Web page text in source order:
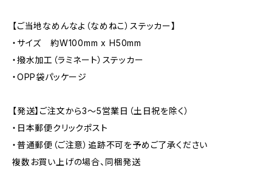
【ご当地なめんなよ（なめねこ）ステッカー】
・サイズ 約W100mm x H50mm
・撥水加工（ラミネート）ステッカー
・OPP袋パッケージ
【発送】ご注文から3〜5営業日（土日祝を除く）
・日本郵便クリックポスト
・普通郵便（ご注意）追跡不可を予めご了承ください
複数お買い上げの場合、同梱発送